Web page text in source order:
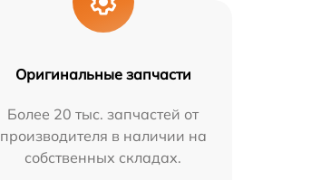
Оригинальные запчасти
Более 20 тыс. запчастей от
производителя в наличии на
собственных складах.